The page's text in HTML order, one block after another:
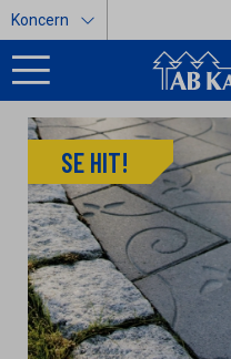
Koncern
SE HIT!